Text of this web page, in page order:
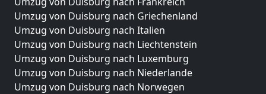
Umzug von Duisburg nach Griechenland
Umzug von Duisburg nach Italien
Umzug von Duisburg nach Liechtenstein
Umzug von Duisburg nach Luxemburg
Umzug von Duisburg nach Niederlande
Umzug von Duisburg nach Norwegen